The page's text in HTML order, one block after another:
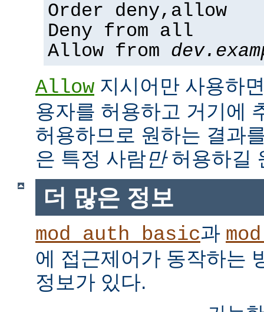
Order deny,allow
Deny from all
Allow from
Allow 지시어만 사용하
용자를 허용하고 거기에
허용하므로 원하는 결과
은 특정 사람만허용하길
더 많은 정보
mod_auth_basic과
에 접근제어가 동작하는
정보가 있다.